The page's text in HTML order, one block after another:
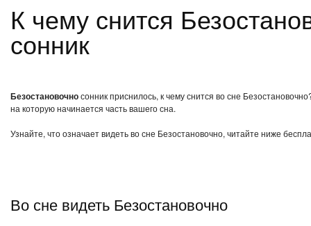
К чему снится Безостановочно? Безостановочно
сонник
Безостановочносонник приснилось, к чему снится во сне
на которую начинается часть вашего сна.
Узнайте, что означает видеть во сне Безостановочно, читайте ниже
Во сне видеть Безостановочно